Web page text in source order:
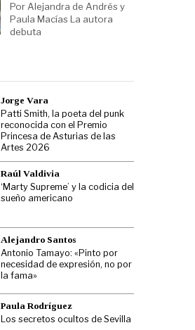
Por Alejandra de Andrés y
Paula Macías La autora
debuta
Jorge Vara
Patti Smith, la poeta del punk
reconocida con el Premio
Princesa de Asturias de las
Artes 2026
Raúl Valdivia
‘Marty Supreme’ y la codicia del
sueño americano
Alejandro Santos
Antonio Tamayo: «Pinto por
necesidad de expresión, no por
la fama»
Paula Rodríguez
Los secretos ocultos de Sevilla